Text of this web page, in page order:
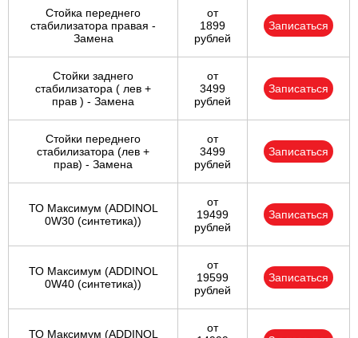
Стойка переднего
стабилизатора правая -
Замена
от
1899
рублей
Записаться
Стойки заднего
стабилизатора ( лев +
прав ) - Замена
от
3499
рублей
Записаться
Стойки переднего
стабилизатора (лев +
прав) - Замена
от
3499
рублей
Записаться
ТО Максимум (ADDINOL
0W30 (синтетика))
от
19499
рублей
Записаться
ТО Максимум (ADDINOL
0W40 (синтетика))
от
19599
рублей
Записаться
ТО Максимум (ADDINOL
от